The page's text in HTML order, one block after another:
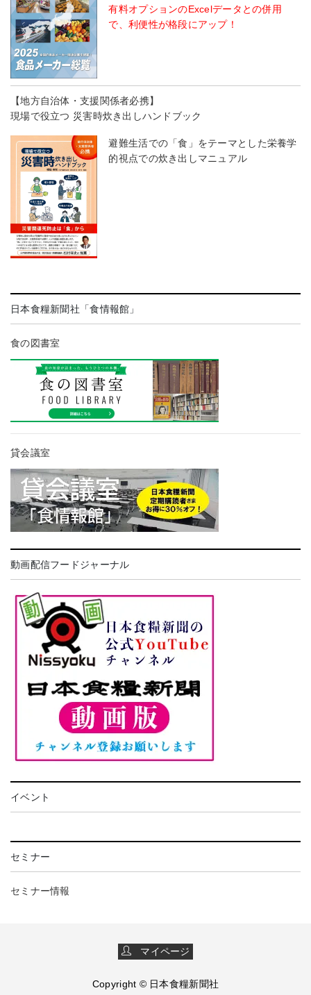
有料オプションのExcelデータとの併用
で、利便性が格段にアップ！
【地方自治体・支援関係者必携】
現場で役立つ 災害時炊き出しハンドブック
避難生活での「食」をテーマとした栄養学
的視点での炊き出しマニュアル
日本食糧新聞社「食情報館」
食の図書室
貸会議室
動画配信フードジャーナル
イベント
セミナー
セミナー情報
マイページ
Copyright © 日本食糧新聞社